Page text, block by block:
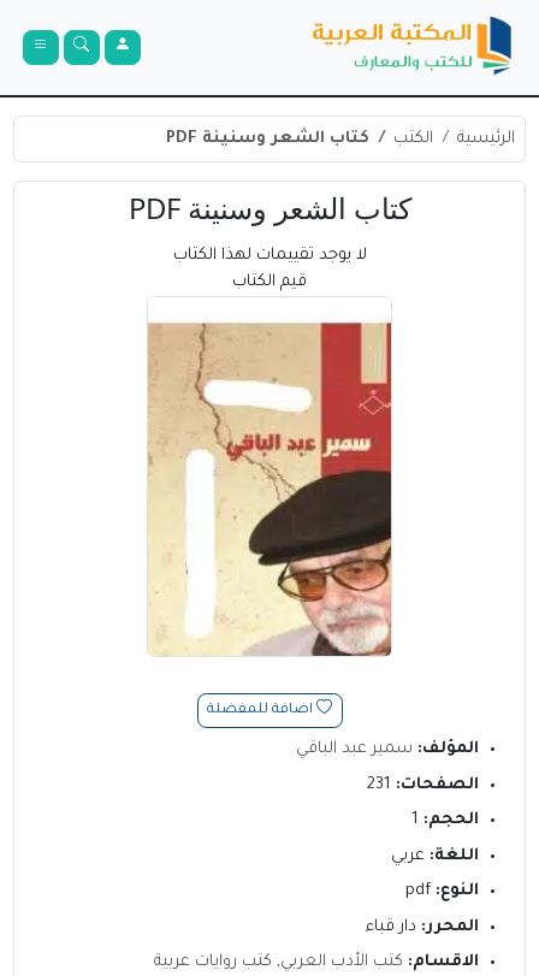
الرئيسية الكتب كتاب الشعر وسنينة PDF
كتاب الشعر وسنينة PDF
لا يوجد تقييمات لهذا الكتاب
قيم الكتاب
اضافة للمفضلة
المؤلف: سمير عبد الباقي
الصفحات:
الحجم:
اللغة: عربي
النوع:
المحرر: دار قباء
الاقسام: كتب الأدب العربي, كتب روايات عربية